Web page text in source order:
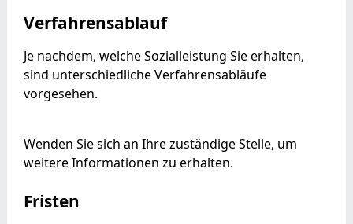
Verfahrensablauf
Je nachdem, welche Sozialleistung Sie erhalten,
sind unterschiedliche Verfahrensabläufe
vorgesehen.
Wenden Sie sich an Ihre zuständige Stelle, um
weitere Informationen zu erhalten.
Fristen